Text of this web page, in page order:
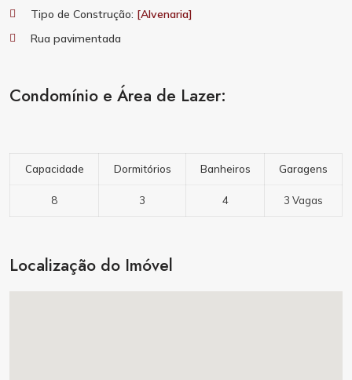
Tipo de Construção: [Alvenaria]
Rua pavimentada
Condomínio e Área de Lazer:
Capacidade Dormitórios Banheiros Garagens
8 3 4 3 Vagas
Localização do Imóvel